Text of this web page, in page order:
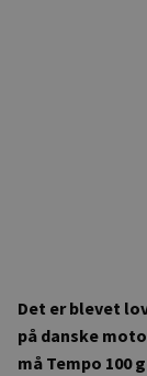
Det er blevet
på danske
må Tempo 100